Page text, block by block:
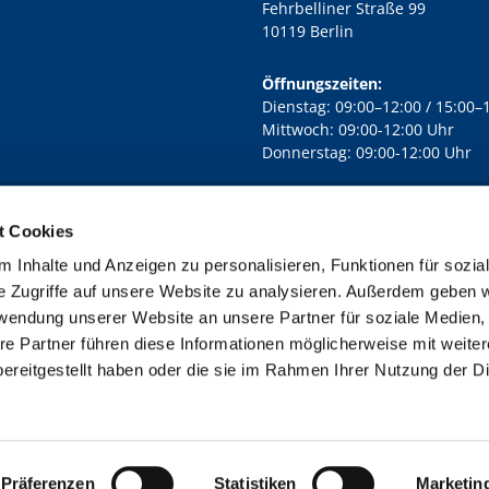
Cookies
Inhalte und Anzeigen zu personalisieren, Funktionen für
Zugriffe auf unsere Website zu analysieren. Außerdem geben
unserer Website an unsere Partner für soziale Medien,
Partner führen diese Informationen möglicherweise mit
haben oder die sie im Rahmen Ihrer Nutzung der
Präferenzen Statistiken
Fehrbelliner Straße 99
10119 Berlin
Öffnungszeiten:
Dienstag: 09:00–12:00 /
Mittwoch: 09:00-12:00 Uhr
Donnerstag: 09:00-12:00 Uhr
Lichtenberg Berlin-Mitte · Yorckstr. 88C, 10965 Berlin
Kontaktinformationen Impressum